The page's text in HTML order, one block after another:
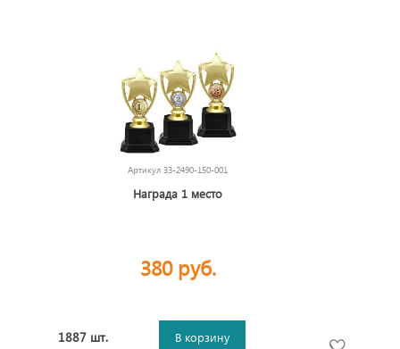
Артикул 33-2490-150-001
Награда 1 место
380 руб.
1887 шт. В корзину